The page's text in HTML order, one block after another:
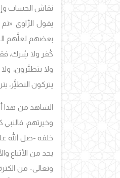
نقاش الحساب
يقول الرَّاوي
بعضهم لعلَّهم
كُفر ولا شِرك،
ولا يتطيَّرون،
يتركون التطيُّر،
الشاهد من هذا
وخيرتهم،
خلفه -صل الله
يجد من الأتباع
وتعالى- من